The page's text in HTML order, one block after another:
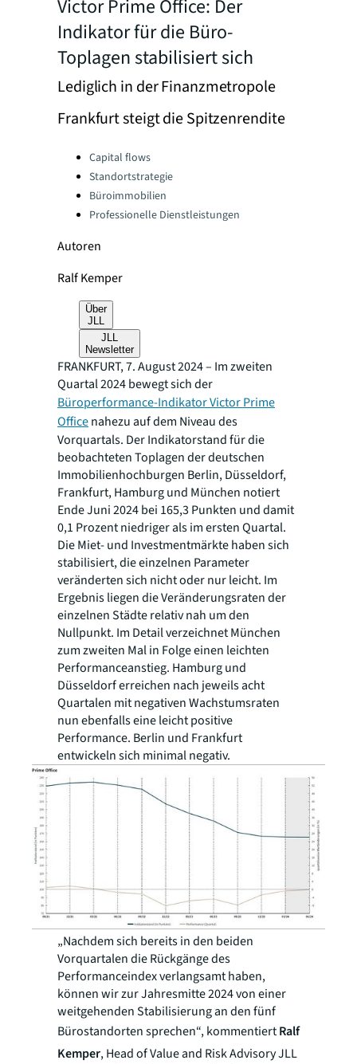
Victor Prime Office: Der
Indikator für die Büro-
Toplagen stabilisiert sich
Lediglich in der Finanzmetropole
Frankfurt steigt die Spitzenrendite
Categories:Capital flows
Standortstrategie
Büroimmobilien
Professionelle Dienstleistungen
Autoren
Ralf Kemper
Über
JLL
JLL
Newsletter
FRANKFURT, 7. August 2024 – Im zweiten
Quartal 2024 bewegt sich der
Büroperformance-Indikator Victor Prime
Officenahezu auf dem Niveau des
Vorquartals. Der Indikatorstand für die
beobachteten Toplagen der deutschen
Immobilienhochburgen Berlin, Düsseldorf,
Frankfurt, Hamburg und München notiert
Ende Juni 2024 bei 165,3 Punkten und damit
0,1 Prozent niedriger als im ersten Quartal.
Die Miet- und Investmentmärkte haben sich
stabilisiert, die einzelnen Parameter
veränderten sich nicht oder nur leicht. Im
Ergebnis liegen die Veränderungsraten der
einzelnen Städte relativ nah um den
Nullpunkt. Im Detail verzeichnet München
zum zweiten Mal in Folge einen leichten
Performanceanstieg. Hamburg und
Düsseldorf erreichen nach jeweils acht
Quartalen mit negativen Wachstumsraten
nun ebenfalls eine leicht positive
Performance. Berlin und Frankfurt
entwickeln sich minimal negativ.
„Nachdem sich bereits in den beiden
Vorquartalen die Rückgänge des
Performanceindex verlangsamt haben,
können wir zur Jahresmitte 2024 von einer
weitgehenden Stabilisierung an den fünf
Bürostandorten sprechen“, kommentiertRalf
Kemper, Head of Value and Risk Advisory JLL